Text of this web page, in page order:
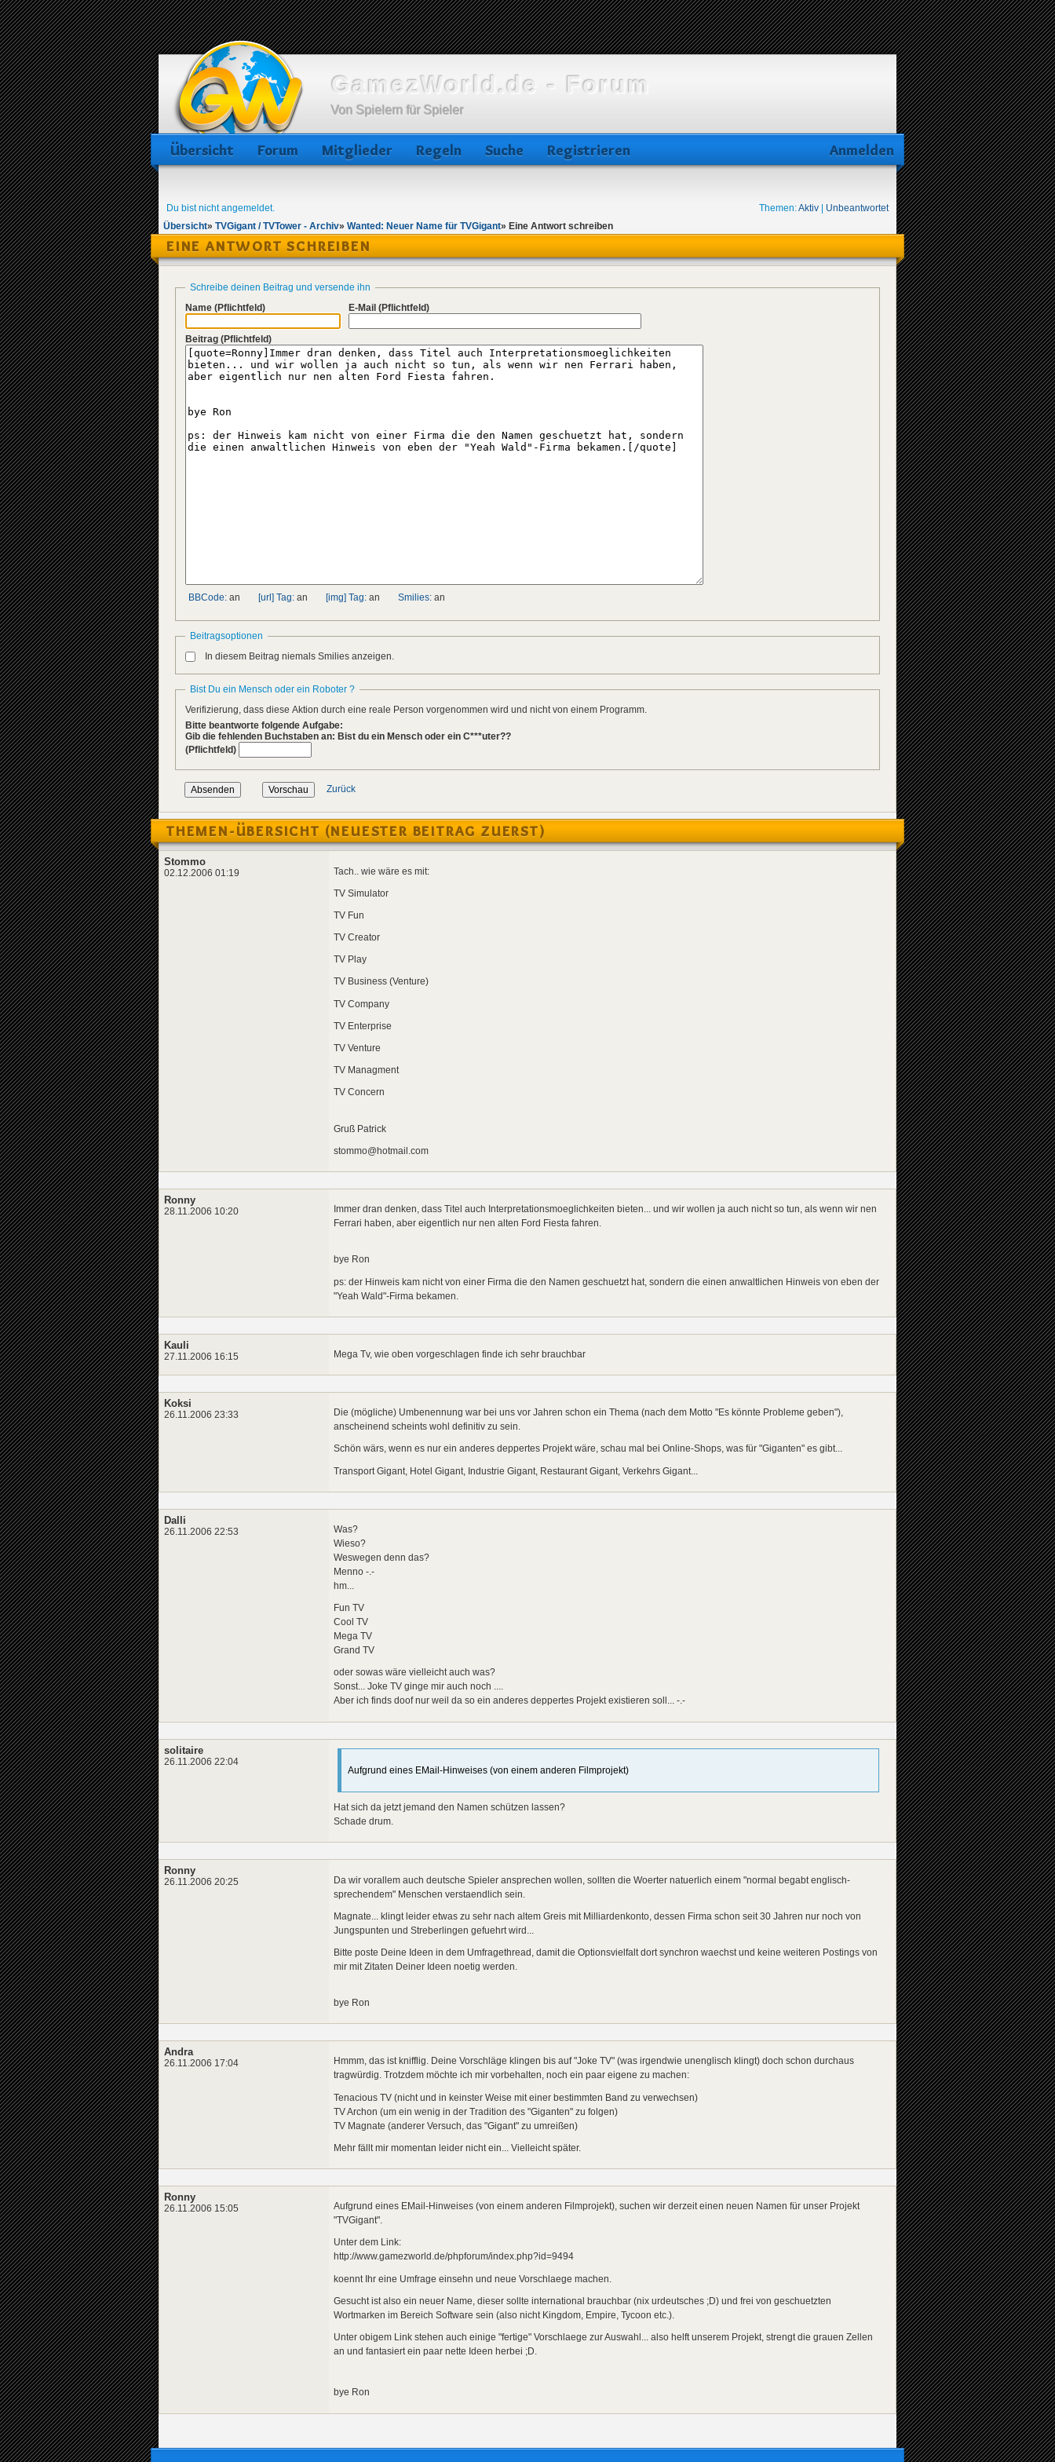
GamezWorld.de - Forum
Von Spielern für Spieler
Übersicht Forum Mitglieder Regeln Suche Registrieren Anmelden
Du bist nicht angemeldet. Themen:Aktiv
Unbeantwortet
Übersicht» TVGigant / TVTower - Archiv» Wanted: Neuer Name für TVGigant» Eine Antwort schreiben
EINE ANTWORT SCHREIBEN
Schreibe deinen Beitrag und versende ihn
Name (Pflichtfeld) E-Mail (Pflichtfeld)
Beitrag (Pflichtfeld)
BBCode: an [url] Tag: an [img] Tag: an Smilies: an
Beitragsoptionen
In diesem Beitrag niemals Smilies anzeigen.
Bist Du ein Mensch oder ein Roboter ?
Verifizierung, dass diese Aktion durch eine reale Person vorgenommen wird und nicht von einem Programm.
Bitte beantworte folgende Aufgabe:
Gib die fehlenden Buchstaben an: Bist du ein Mensch oder ein C***uter??
(Pflichtfeld)
Zurück
THEMEN-ÜBERSICHT (NEUESTER BEITRAG ZUERST)
Stommo
02.12.2006 01:19 Tach.. wie wäre es mit:
TV Simulator
TV Fun
TV Creator
TV Play
TV Business (Venture)
TV Company
TV Enterprise
TV Venture
TV Managment
TV Concern
Gruß Patrick
stommo@hotmail.com
Ronny
28.11.2006 10:20
Immer dran denken, dass Titel auch Interpretationsmoeglichkeiten bieten... und wir wollen ja auch nicht so tun, als wenn wir nen
Ferrari haben, aber eigentlich nur nen alten Ford Fiesta fahren.
bye Ron
ps: der Hinweis kam nicht von einer Firma die den Namen geschuetzt hat, sondern die einen anwaltlichen Hinweis von eben der
"Yeah Wald"-Firma bekamen.
Kauli
27.11.2006 16:15 Mega Tv, wie oben vorgeschlagen finde ich sehr brauchbar
Koksi
26.11.2006 23:33
Die (mögliche) Umbenennung war bei uns vor Jahren schon ein Thema (nach dem Motto "Es könnte Probleme geben"),
anscheinend scheints wohl definitiv zu sein.
Schön wärs, wenn es nur ein anderes deppertes Projekt wäre, schau mal bei Online-Shops, was für "Giganten" es gibt...
Transport Gigant, Hotel Gigant, Industrie Gigant, Restaurant Gigant, Verkehrs Gigant...
Dalli
26.11.2006 22:53
Was?
Wieso?
Weswegen denn das?
Menno -.-
hm...
Fun TV
Cool TV
Mega TV
Grand TV
oder sowas wäre vielleicht auch was?
Sonst... Joke TV ginge mir auch noch ....
Aber ich finds doof nur weil da so ein anderes deppertes Projekt existieren soll... -.-
solitaire
26.11.2006 22:04
Aufgrund eines EMail-Hinweises (von einem anderen Filmprojekt)
Hat sich da jetzt jemand den Namen schützen lassen?
Schade drum.
Ronny
26.11.2006 20:25
Da wir vorallem auch deutsche Spieler ansprechen wollen, sollten die Woerter natuerlich einem "normal begabt englisch-
sprechendem" Menschen verstaendlich sein.
Magnate... klingt leider etwas zu sehr nach altem Greis mit Milliardenkonto, dessen Firma schon seit 30 Jahren nur noch von
Jungspunten und Streberlingen gefuehrt wird...
Bitte poste Deine Ideen in dem Umfragethread, damit die Optionsvielfalt dort synchron waechst und keine weiteren Postings von
mir mit Zitaten Deiner Ideen noetig werden.
bye Ron
Andra
26.11.2006 17:04
Hmmm, das ist knifflig. Deine Vorschläge klingen bis auf "Joke TV" (was irgendwie unenglisch klingt) doch schon durchaus
tragwürdig. Trotzdem möchte ich mir vorbehalten, noch ein paar eigene zu machen:
Tenacious TV (nicht und in keinster Weise mit einer bestimmten Band zu verwechsen)
TV Archon (um ein wenig in der Tradition des "Giganten" zu folgen)
TV Magnate (anderer Versuch, das "Gigant" zu umreißen)
Mehr fällt mir momentan leider nicht ein... Vielleicht später.
Ronny
26.11.2006 15:05
Aufgrund eines EMail-Hinweises (von einem anderen Filmprojekt), suchen wir derzeit einen neuen Namen für unser Projekt
"TVGigant".
Unter dem Link:
http://www.gamezworld.de/phpforum/index.php?id=9494
koennt Ihr eine Umfrage einsehn und neue Vorschlaege machen.
Gesucht ist also ein neuer Name, dieser sollte international brauchbar (nix urdeutsches ;D) und frei von geschuetzten
Wortmarken im Bereich Software sein (also nicht Kingdom, Empire, Tycoon etc.).
Unter obigem Link stehen auch einige "fertige" Vorschlaege zur Auswahl... also helft unserem Projekt, strengt die grauen Zellen
an und fantasiert ein paar nette Ideen herbei ;D.
bye Ron